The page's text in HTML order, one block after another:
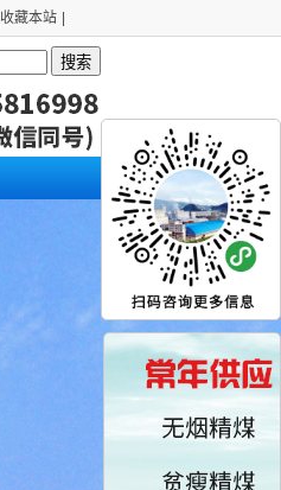
收藏本站
搜索